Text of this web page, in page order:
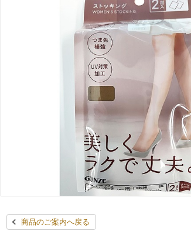
商品のご案内へ戻る